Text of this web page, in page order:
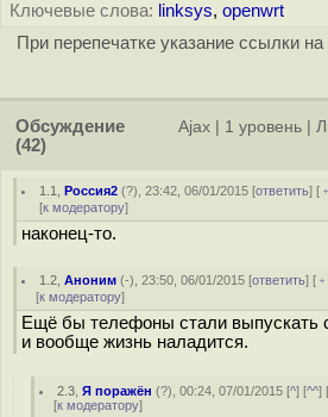
Ключевые слова: linksys, openwrt
При перепечатке указание ссылки
Обсуждение
(42)
Ajax 1 уровень
1.1 ,Россия2 (?), 23:42, 06/01/2015 [ответить] [
[к модератору]
наконец-то.
1.2 ,Аноним (-), 23:50, 06/01/2015 [ответить] [
[к модератору]
Ещё бы телефоны стали выпускать
и вообще жизнь наладится.
2.3 ,Я поражён (?), 00:24, 07/01/2015 [^] [^^]
[к модератору]